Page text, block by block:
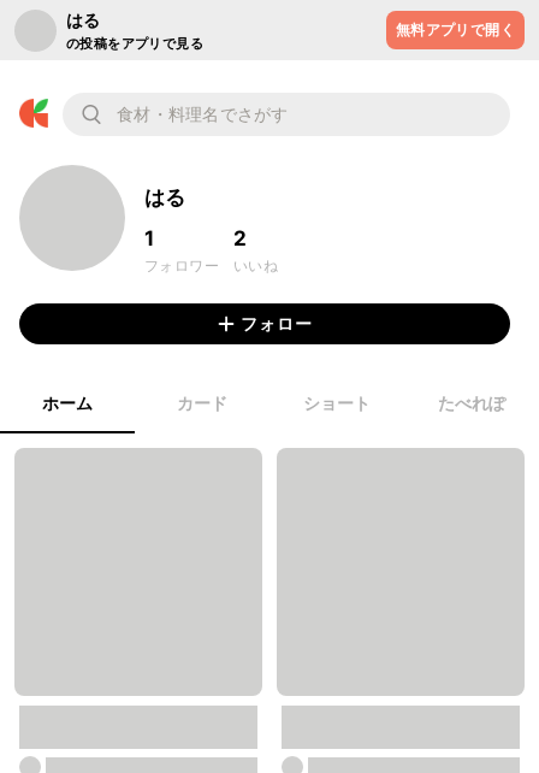
はる
の投稿をアプリで見る
無料アプリで開く
はる
1
フォロワー
2
いいね
フォロー
ホーム カード ショート たべれぽ